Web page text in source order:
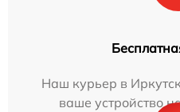
Наш курьер в
ваше устройство